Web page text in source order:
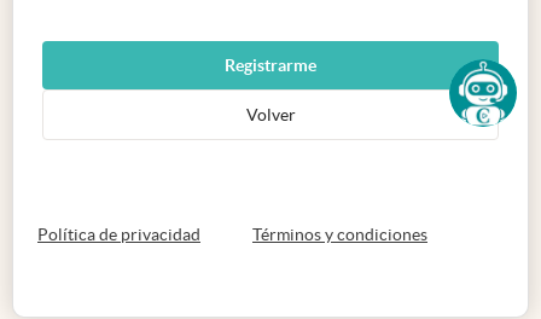
Registrarme
Volver
Política de privacidad abre en nueva pestaña
Términos y condicionesabre en nueva